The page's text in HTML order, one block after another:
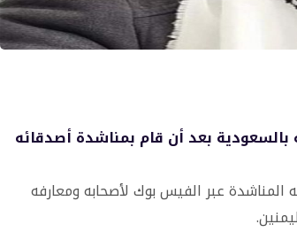
بعد أن قام بمناشدة أصدقائه
عبر الفيس بوك لأصحابه ومعارفه